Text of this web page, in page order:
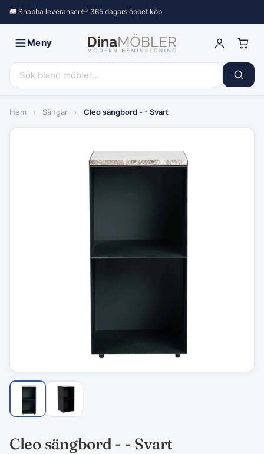
🚚 Snabba leveranser↩︎ 365 dagars öppet köp
Meny
Hem › Sängar › Cleo sängbord - - Svart
Cleo sängbord - - Svart